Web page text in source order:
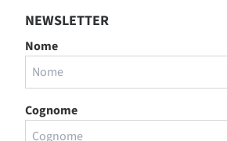
NEWSLETTER
Nome
Cognome